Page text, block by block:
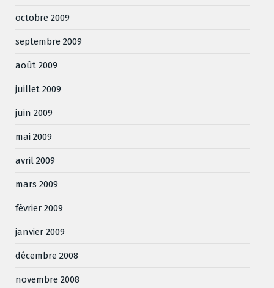
octobre 2009
septembre 2009
août 2009
juillet 2009
juin 2009
mai 2009
avril 2009
mars 2009
février 2009
janvier 2009
décembre 2008
novembre 2008